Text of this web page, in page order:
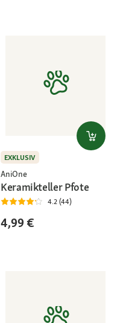
EXKLUSIV
AniOne
Keramikteller Pfote
4.2 (44)
4,99 €